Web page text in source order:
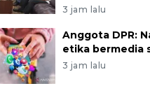
3 jam lalu
Anggota DPR:
etika bermedia
3 jam lalu